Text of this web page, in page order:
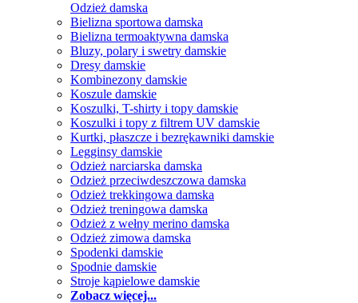
Odzież damska
Bielizna sportowa damska
Bielizna termoaktywna damska
Bluzy, polary i swetry damskie
Dresy damskie
Kombinezony damskie
Koszule damskie
Koszulki, T-shirty i topy damskie
Koszulki i topy z filtrem UV damskie
Kurtki, płaszcze i bezrękawniki damskie
Legginsy damskie
Odzież narciarska damska
Odzież przeciwdeszczowa damska
Odzież trekkingowa damska
Odzież treningowa damska
Odzież z wełny merino damska
Odzież zimowa damska
Spodenki damskie
Spodnie damskie
Stroje kąpielowe damskie
Zobacz więcej...